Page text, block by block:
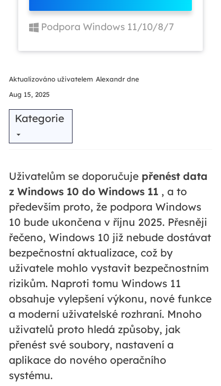
Podpora Windows 11/10/8/7
Aktualizováno uživatelem Alexandrdne
Aug 15, 2025
Kategorie
Uživatelům se doporučuje přenést data
z Windows 10 do Windows 11, a to
především proto, že podpora Windows
10 bude ukončena v říjnu 2025. Přesněji
řečeno, Windows 10 již nebude dostávat
bezpečnostní aktualizace, což by
uživatele mohlo vystavit bezpečnostním
rizikům. Naproti tomu Windows 11
obsahuje vylepšení výkonu, nové funkce
a moderní uživatelské rozhraní. Mnoho
uživatelů proto hledá způsoby, jak
přenést své soubory, nastavení a
aplikace do nového operačního
systému.